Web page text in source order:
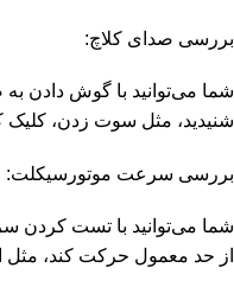
بررسی صدای کلاچ:
شما می‌توانید با گوش دادن
شنیدید، مثل سوت زدن، کلیک
بررسی سرعت موتورسیکلت:
شما می‌توانید با تست کردن
از حد معمول حرکت کند، مثل